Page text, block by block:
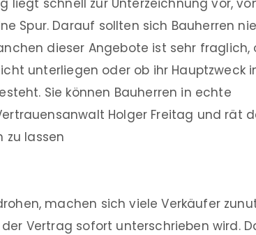
Spur. Darauf sollten sich Bauherren
dieser Angebote ist sehr fraglich,
unterliegen oder ob ihr Hauptzweck
Sie können Bauherren in echte
Holger Freitag und rät
zu lassen
machen sich viele Verkäufer
Vertrag sofort unterschrieben wird.